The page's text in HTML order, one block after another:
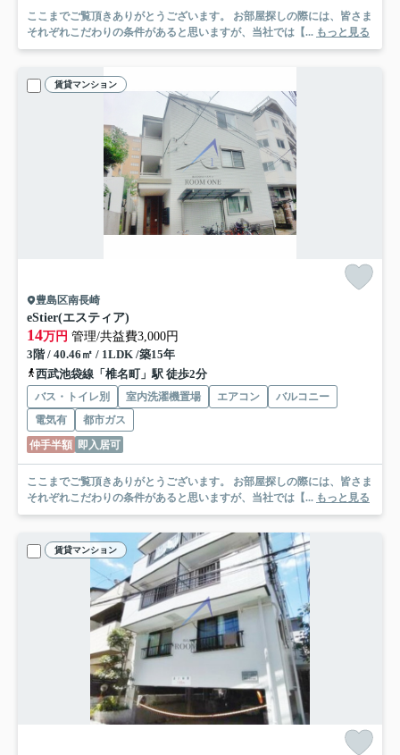
ここまでご覧頂きありがとうございます。 お部屋探しの際には、皆さま
それぞれこだわりの条件があると思いますが、当社では【... もっと見る
賃貸マンション
豊島区南長崎
eStier(エスティア)
14万円 管理/共益費3,000円
3階 / 40.46㎡ / 1LDK /築15年
西武池袋線「椎名町」駅 徒歩2分
バス・トイレ別 室内洗濯機置場 エアコン
バルコニー
電気有
都市ガス
仲手半額 即入居可
ここまでご覧頂きありがとうございます。 お部屋探しの際には、皆さま
それぞれこだわりの条件があると思いますが、当社では【... もっと見る
賃貸マンション